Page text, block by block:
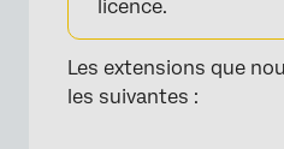
licence.
Les extensions que
les suivantes :